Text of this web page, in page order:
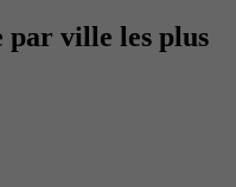
par ville les plus